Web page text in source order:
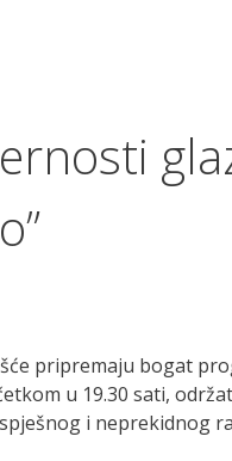
pripremaju bogat
u 19.30 sati,
i neprekidnog